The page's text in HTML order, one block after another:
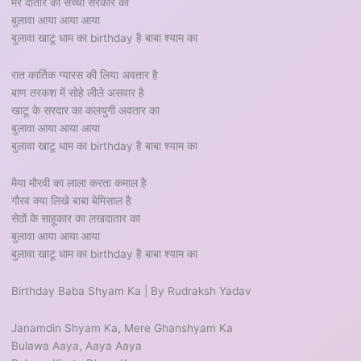
बुलावा आया आया आया
बुलावा खाटू धाम का birthday है बाबा श्याम का
रात कार्तिक ग्यारस की लिया अवतार है
बाण तरकश में सोहे लीले असवार है
खाटू के सरदार का कलयुगी अवतार का
बुलावा आया आया आया
बुलावा खाटू धाम का birthday है बाबा श्याम का
मैया मौरवी का लाला करता कमाल है
गौरव क्या लिखे बाबा बेमिसाल है
सेठों के साहूकार का लखदातार का
बुलावा आया आया आया
बुलावा खाटू धाम का birthday है बाबा श्याम का
Birthday Baba Shyam Ka | By Rudraksh Yadav
Janamdin Shyam Ka, Mere Ghanshyam Ka
Bulawa Aaya, Aaya Aaya